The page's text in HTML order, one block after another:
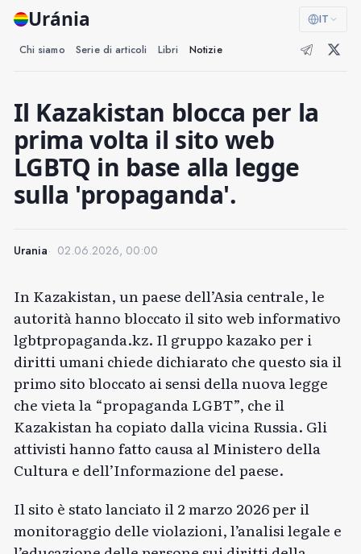
Uránia IT
Chi siamo Serie di articoli Libri Notizie
Il Kazakistan blocca per la
prima volta il sito web
LGBTQ in base alla legge
sulla 'propaganda'.
Urania 02.06.2026, 00:00
In Kazakistan, un paese dell’Asia centrale, le
autorità hanno bloccato il sito web informativo
lgbtpropaganda.kz. Il gruppo kazako per i
diritti umani chiede dichiarato che questo sia il
primo sito bloccato ai sensi della nuova legge
che vieta la “propaganda LGBT”, che il
Kazakistan ha copiato dalla vicina Russia. Gli
attivisti hanno fatto causa al Ministero della
Cultura e dell’Informazione del paese.
Il sito è stato lanciato il 2 marzo 2026 per il
monitoraggio delle violazioni, l’analisi legale e